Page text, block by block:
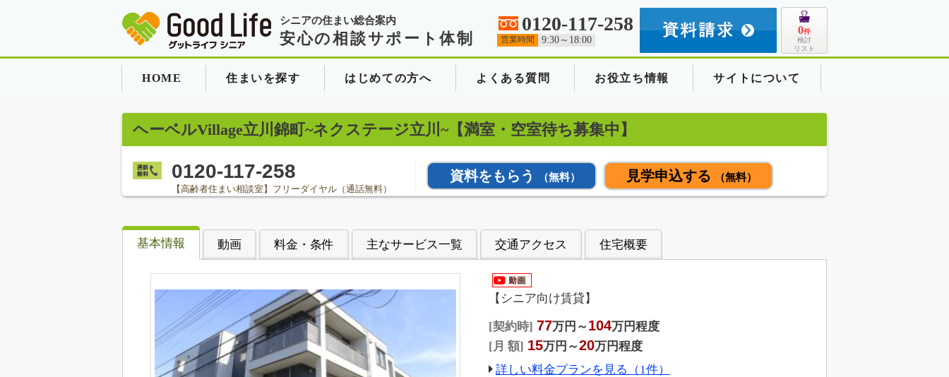
シニアの住まい総合案内
安心の相談サポート体制
0120-117-258
営業時間 9:30～18:00
0件
検討
リスト
HOME 住まいを探す はじめての方へ よくある質問 お役立ち情報 サイトについて
ヘーベルVillage立川錦町~ネクステージ立川~【満室・空室待ち募集中】
0120-117-258
【高齢者住まい相談室】フリーダイヤル（通話無料）
資料をもらう （無料） 見学申込する （無料）
基本情報 動画 料金・条件 主なサービス一覧 交通アクセス 住宅概要
【シニア向け賃貸】
契約時 77万円～ 104万円程度
月 額
15万円～20万円程度
詳しい料金プランを見る（1件）